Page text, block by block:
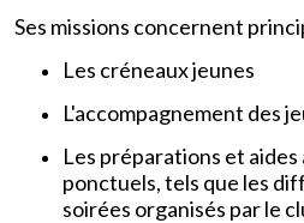
Ses missions concernent
Les créneaux jeunes
L'accompagnement des
Les préparations et
ponctuels, tels que les
soirées organisés par le